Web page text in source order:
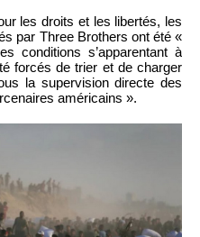
les droits et les libertés, les
par Three Brothers ont été «
conditions s’apparentant à
forcés de trier et de charger
la supervision directe des
américains ».